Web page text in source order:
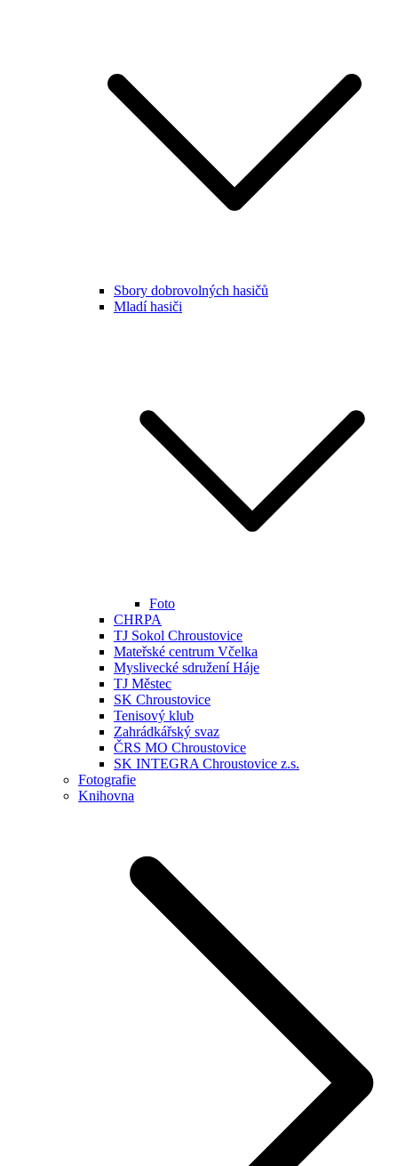
Sbory dobrovolných hasičů
Mladí hasiči
Foto
CHRPA
TJ Sokol Chroustovice
Mateřské centrum Včelka
Myslivecké sdružení Háje
TJ Městec
SK Chroustovice
Tenisový klub
Zahrádkářský svaz
ČRS MO Chroustovice
SK INTEGRA Chroustovice z.s.
Fotografie
Knihovna